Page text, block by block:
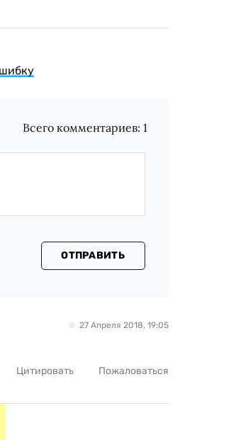
Всего комментариев:1
ОТПРАВИТЬ
27 Апреля 2018, 19:05
Цитировать Пожаловаться